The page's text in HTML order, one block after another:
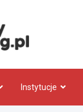
Instytucje